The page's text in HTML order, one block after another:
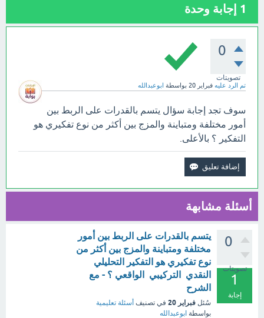
1 إجابة وحدة
0
تصويتات
تم الرد عليه فبراير 20 بواسطة ابوعبدالله
سوف تجد إجابة سؤال يتسم بالقدرات على الربط بين
أمور مختلفة ومتباينة والمزج بين أكثر من نوع تفكيري هو
التفكير ؟ بالأعلى.
أسئلة مشابهة
0
تصويتات
1
إجابة
يتسم بالقدرات على الربط بين أمور
مختلفة ومتباينة والمزج بين أكثر من
نوع تفكيري هو التفكير التحليلي
النقدي التركيبي الواقعي ؟ - مع
الشرح
سُئل فبراير 20 في تصنيف أسئلة تعليمية
بواسطة ابوعبدالله